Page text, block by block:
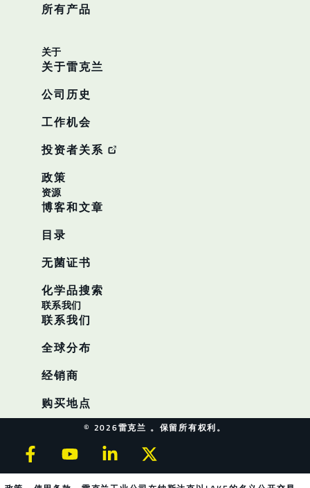
所有产品
关于
关于雷克兰
公司历史
工作机会
投资者关系
政策
资源
博客和文章
目录
无菌证书
化学品搜索
联系我们
联系我们
全球分布
经销商
购买地点
© 2026雷克兰 。保留所有权利。